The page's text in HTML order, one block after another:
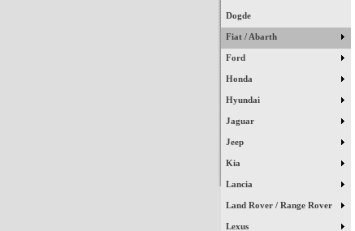
Dogde
Fiat / Abarth
Ford
Honda
Hyundai
Jaguar
Jeep
Kia
Lancia
Land Rover / Range Rover
Lexus